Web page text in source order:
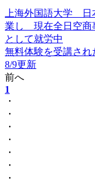
上海外国語大学
業し 現在全日空商
として就労中
無料体験を受講され
8/9更新
前へ
1
・
・
・
・
・
・
・